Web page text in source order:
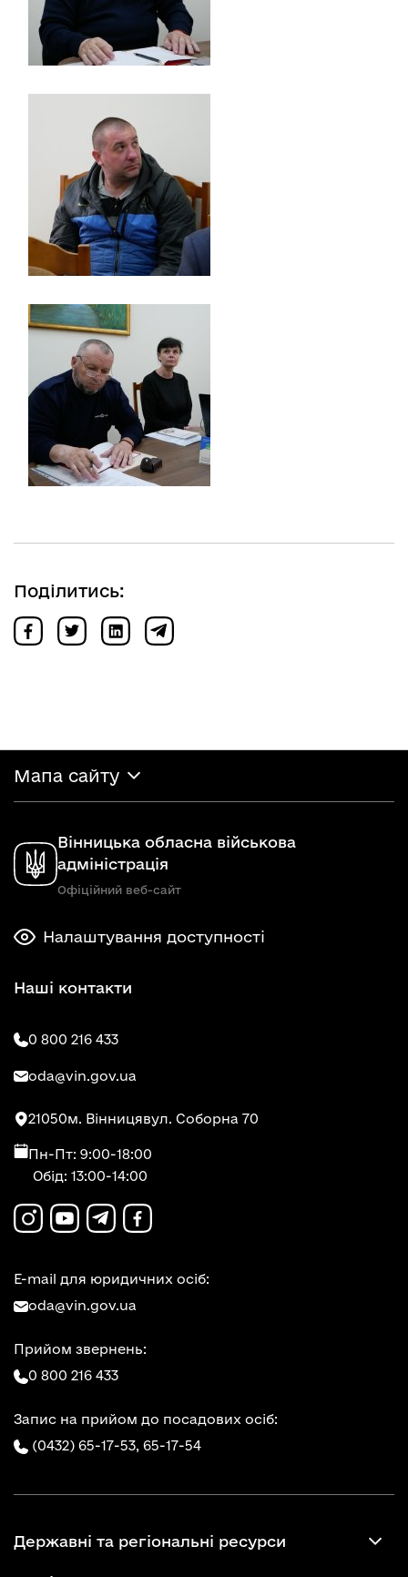
Поділитись:
Мапа сайту
Вінницька обласна військова
адміністрація
Офіційний веб-сайт
Налаштування доступності
Наші контакти
0 800 216 433
oda@vin.gov.ua
21050м. Вінницявул. Соборна 70
Пн-Пт: 9:00-18:00
Обід: 13:00-14:00
E-mail для юридичних осіб:
oda@vin.gov.ua
Прийом звернень:
0 800 216 433
Запис на прийом до посадових осіб:
(0432) 65-17-53, 65-17-54
Державні та регіональні ресурси